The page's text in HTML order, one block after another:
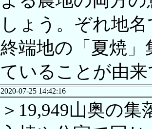
しょう。ぞれ地
終端地の「夏焼
ていることが由
2020-07-25 14:42:16
＞19,949山奥の